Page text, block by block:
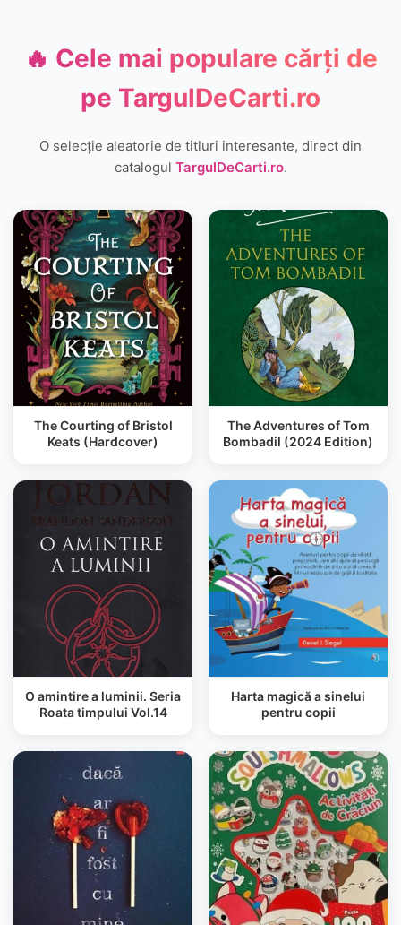
🔥 Cele mai populare cărți de
pe TargulDeCarti.ro
O selecție aleatorie de titluri interesante, direct din
catalogul TargulDeCarti.ro.
The Courting of Bristol
Keats (Hardcover)
The Adventures of Tom
Bombadil (2024 Edition)
O amintire a luminii. Seria
Roata timpului Vol.14
Harta magică a sinelui
pentru copii